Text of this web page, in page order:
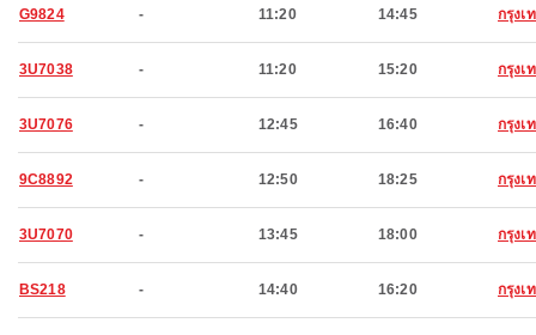
G9824 - 11:20 14:45 กรุงเ
3U7038 - 11:20 15:20 กรุงเ
3U7076 - 12:45 16:40 กรุงเ
9C8892 - 12:50 18:25 กรุงเ
3U7070 - 13:45 18:00 กรุงเ
BS218 - 14:40 16:20 กรุงเ